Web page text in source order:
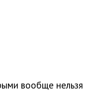
вообще нельзя